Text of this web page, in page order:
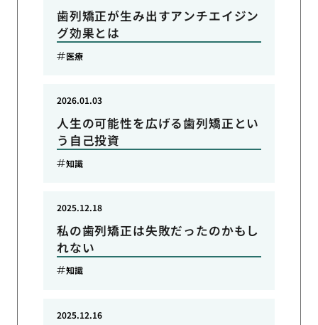
歯列矯正が生み出すアンチエイジン
グ効果とは
医療
人生の可能性を広げる歯列矯正とい
う自己投資
2026.01.03
知識
私の歯列矯正は失敗だったのかもし
れない
2025.12.18
知識
2025.12.16